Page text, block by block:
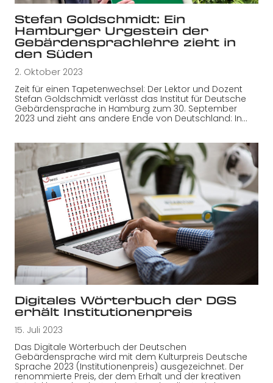
Stefan Goldschmidt: Ein
Hamburger Urgestein der
Gebärdensprachlehre zieht in
den Süden
2. Oktober 2023
Zeit für einen Tapetenwechsel: Der Lektor und Dozent
Stefan Goldschmidt verlässt das Institut für Deutsche
Gebärdensprache in Hamburg zum 30. September
2023 und zieht ans andere Ende von Deutschland: In…
Digitales Wörterbuch der DGS
erhält Institutionenpreis
15. Juli 2023
Das Digitale Wörterbuch der Deutschen
Gebärdensprache wird mit dem Kulturpreis Deutsche
Sprache 2023 (Institutionenpreis) ausgezeichnet. Der
renommierte Preis, der dem Erhalt und der kreativen